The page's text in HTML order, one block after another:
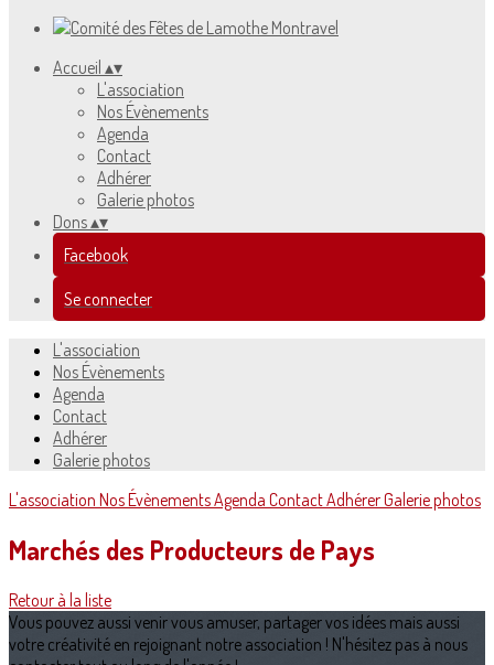
Accueil ▴▾
L'association
Nos Évènements
Agenda
Contact
Adhérer
Galerie photos
Dons▴▾
Facebook
Se connecter
L'association
Nos Évènements
Agenda
Contact
Adhérer
Galerie photos
L'association Nos ÉvènementsAgenda ContactAdhérerGalerie photos
Marchés des Producteurs de Pays
Retour à la liste
Vous pouvez aussi venir vous amuser, partager vos idées mais aussi
votre créativité en rejoignant notre association ! N'hésitez pas à nous